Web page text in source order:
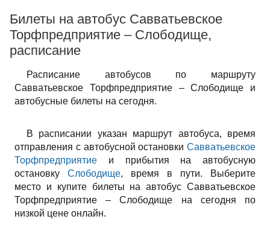
Билеты на автобус Савватьевское
Торфпредприятие – Слободище,
расписание
Расписание автобусов по маршруту
Савватьевское Торфпредприятие – Слободище и
автобусные билеты на сегодня.
В расписании указан маршрут автобуса, время
отправления с автобусной остановки Савватьевское
Торфпредприятие и прибытия на автобусную
остановку Слободище, время в пути. Выберите
место и купите билеты на автобус Савватьевское
Торфпредприятие – Слободище на сегодня по
низкой цене онлайн.